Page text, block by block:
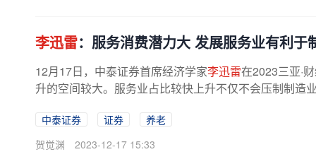
李迅雷：服务消费潜力大 发展服务业有利于
12月17日，中泰证券首席经济学家李迅雷在2023三亚·
升的空间较大。服务业占比较快上升不仅不会压制制造
中泰证券 证券
养老
贺觉渊
2023-12-17 15:33